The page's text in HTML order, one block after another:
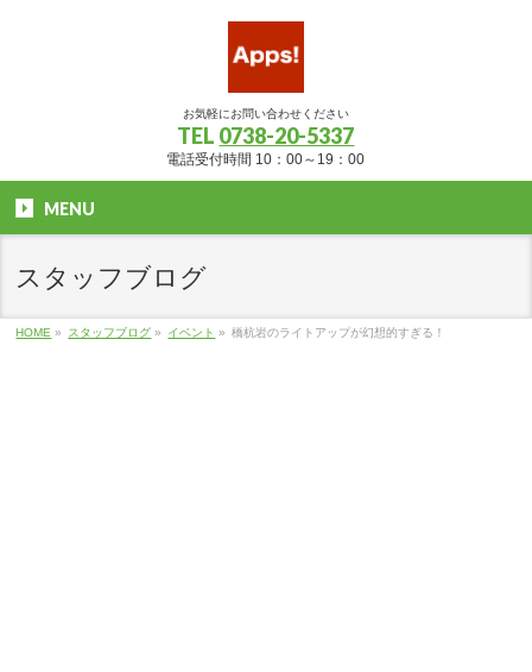
お気軽にお問い合わせください
TEL 0738-20-5337
電話受付時間 10：00～19：00
MENU
スタッフブログ
HOME » スタッフブログ » イベント » 橋杭岩のライトアップが幻想的すぎる！